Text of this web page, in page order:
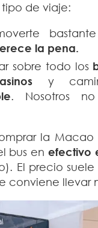
de viaje:
la pena.
sobre todo los
y
. Nosotros
la Macao
bus en efectivo
El precio suele
conviene llevar